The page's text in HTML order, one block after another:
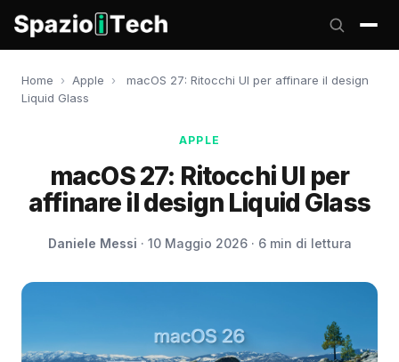
Home › Apple ›
macOS 27: Ritocchi UI per affinare il design
Liquid Glass
APPLE
macOS 27: Ritocchi UI per
affinare il design Liquid Glass
Daniele Messi · 10 Maggio 2026 · 6 min di lettura